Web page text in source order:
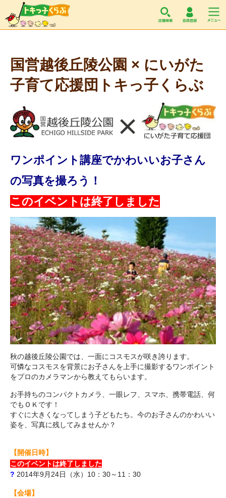
国営越後丘陵公園 × にいがた
子育て応援団トキっ子くらぶ
ワンポイント講座でかわいいお子さん
の写真を撮ろう！
このイベントは終了しました
秋の越後丘陵公園では、一面にコスモスが咲き誇ります。
可憐なコスモスを背景にお子さんを上手に撮影するワンポイント
をプロのカメラマンから教えてもらいます。
お手持ちのコンパクトカメラ、一眼レフ、スマホ、携帯電話、何
でもＯＫです！
すぐに大きくなってしまう子どもたち。今のお子さんのかわいい
姿を、写真に残してみませんか？
【開催日時】
このイベントは終了しました
? 2014年9月24日（水）10：30～11：30
【会場】